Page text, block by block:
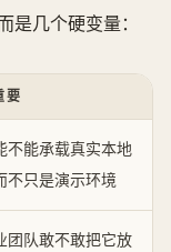
几个硬变量：
要
不能承载真实本地
不只是演示环境
团队敢不敢把它放